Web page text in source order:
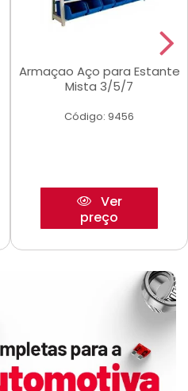
Armaçao Aço para Estante
Mista 3/5/7
Código: 9456
Ver
preço